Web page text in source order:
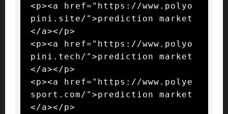
<p><a href="https://www.polyo
pini.site/">prediction market
</a></p>
<p><a href="https://www.polyo
pini.tech/">prediction market
</a></p>
<p><a href="https://www.polye
sport.com/">prediction market
</a></p>